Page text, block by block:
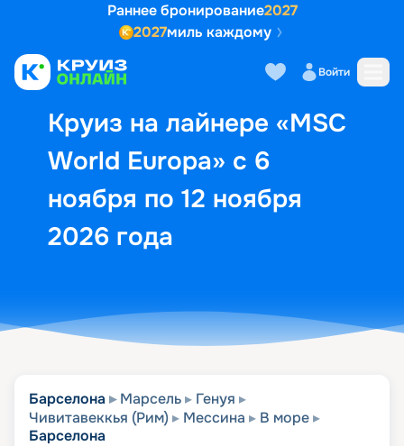
Раннее бронирование2027
2027миль каждому
Войти
Круиз на лайнере «MSC
World Europa» с 6
ноября по 12 ноября
2026 года
Выбор кают Маршрут и
Барселона Марсель
Генуя
Чивитавеккья (Рим)
Мессина
В море
Барселона